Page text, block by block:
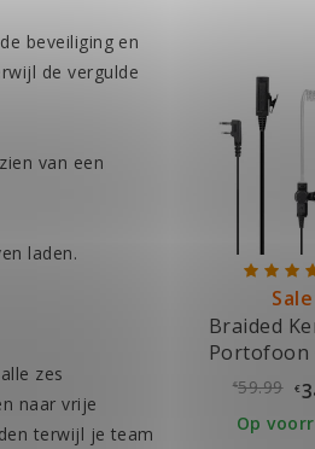
beveiliging en
de vergulde
van een
laden.
zes
naar vrije
terwijl je team
Sale
Braided
Portofoon
€59.99 €
Op